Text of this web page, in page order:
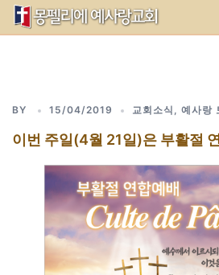
Skip
BY 15/04/2019 교회소식 , 예사랑
이번 주일(4월 21일)은 부활절